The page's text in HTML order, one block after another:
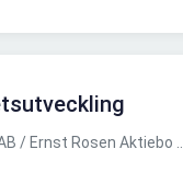
/ Ernst Rosen Aktiebo ..